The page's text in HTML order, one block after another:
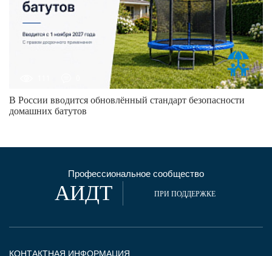
В России вводится обновлённый стандарт безопасности
домашних батутов
Профессиональное сообщество
АИДТ ПРИ ПОДДЕРЖКЕ
КОНТАКТНАЯ ИНФОРМАЦИЯ